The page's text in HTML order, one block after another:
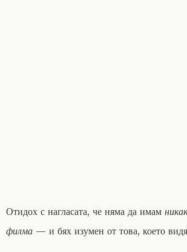
Отидох с нагласата, че няма да имам
филма — и бях изумен от това, което